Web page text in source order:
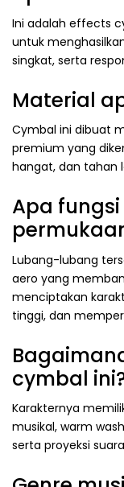
Ini adalah effects
untuk
singkat, serta
Material
Cymbal ini dibuat
premium yang
hangat, dan tahan
Apa
Lubang-lubang
aero yang
menciptakan
tinggi, dan
cymbal
Karakternya
musikal, warm
serta proyeksi